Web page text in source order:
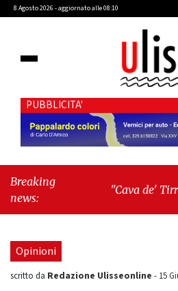
8 Agosto 2026 - aggiornato alle 08:10
PUBBLICITA'
Breaking
news:
"Cava de' Tirreni,
Opinioni
scritto da Redazione Ulisseonline - 15